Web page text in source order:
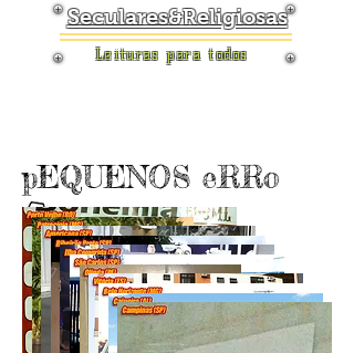
Seculares&Religiosas
Leituras para todos
pEQUENOS eRRo